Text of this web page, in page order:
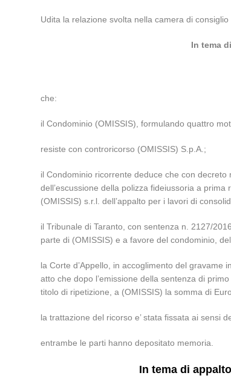
Udita la relazione svolta nella camera di
In tema
che:
il Condominio (OMISSIS), formulando quattro
resiste con controricorso (OMISSIS) S.p.A.;
il Condominio ricorrente deduce che con decreto
dell’escussione della polizza fideiussoria a
(OMISSIS) s.r.l. dell’appalto per i lavori di
il Tribunale di Taranto, con sentenza n. 2127/
parte di (OMISSIS) e a favore del condominio,
la Corte d’Appello, in accoglimento del gravame
atto che dopo l’emissione della sentenza di
titolo di ripetizione, a (OMISSIS) la somma di
la trattazione del ricorso e’ stata fissata ai sensi
entrambe le parti hanno depositato memoria.
In tema di